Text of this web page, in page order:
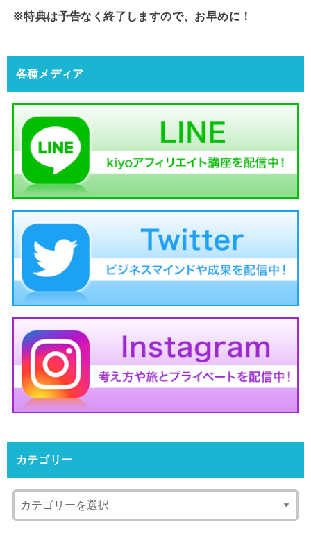
※特典は予告なく終了しますので、お早めに！
各種メディア
カテゴリー